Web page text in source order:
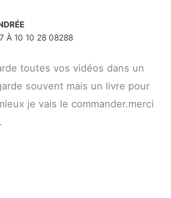
À 10 10 28 08288
toutes vos vidéos dans un
souvent mais un livre pour
je vais le commander.merci